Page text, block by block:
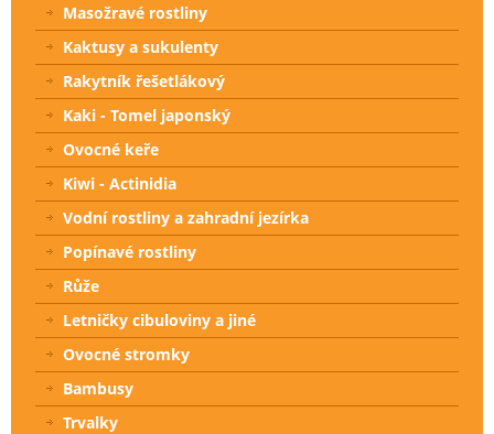
Masožravé rostliny
Kaktusy a sukulenty
Rakytník řešetlákový
Kaki - Tomel japonský
Ovocné keře
Kiwi - Actinidia
Vodní rostliny a zahradní jezírka
Popínavé rostliny
Růže
Letničky cibuloviny a jiné
Ovocné stromky
Bambusy
Trvalky